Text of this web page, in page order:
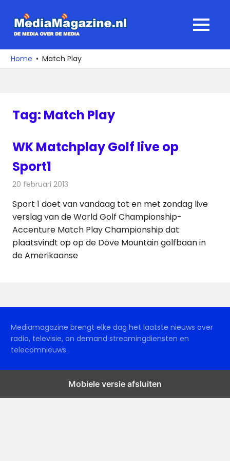
naar
media
over
MENU
Home Match Play
Tag: Match Play
WK Matchplay Golf live op
Sport1
20 februari 2013
Sport 1 doet van vandaag tot en met zondag live
verslag van de World Golf Championship-
Accenture Match Play Championship dat
plaatsvindt op op de Dove Mountain golfbaan in
de Amerikaanse
Mediamagazine brengt elke dag het laatste nieuws over
radio, televisie, on demand streamingdiensten en
telecomnieuws.
Mobiele versie afsluiten